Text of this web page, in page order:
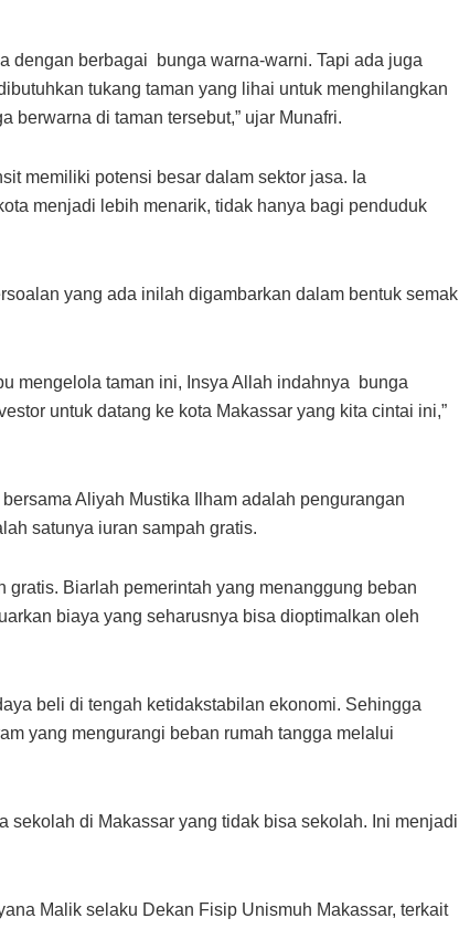
dengan berbagai bunga warna-warni. Tapi ada juga
tukang taman yang lihai untuk menghilangkan
berwarna di taman tersebut,” ujar Munafri.
memiliki potensi besar dalam sektor jasa. Ia
menjadi lebih menarik, tidak hanya bagi penduduk
yang ada inilah digambarkan dalam bentuk semak
mengelola taman ini, Insya Allah indahnya bunga
untuk datang ke kota Makassar yang kita cintai ini,”
Aliyah Mustika Ilham adalah pengurangan
satunya iuran sampah gratis.
gratis. Biarlah pemerintah yang menanggung beban
biaya yang seharusnya bisa dioptimalkan oleh
beli di tengah ketidakstabilan ekonomi. Sehingga
yang mengurangi beban rumah tangga melalui
sekolah di Makassar yang tidak bisa sekolah. Ini menjadi
Malik selaku Dekan Fisip Unismuh Makassar, terkait